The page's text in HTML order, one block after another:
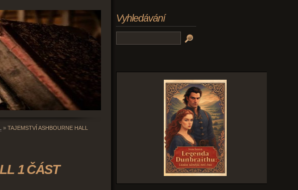
» TAJEMSTVÍ ASHBOURNE HALL
1 ČÁST
Vyhledávání